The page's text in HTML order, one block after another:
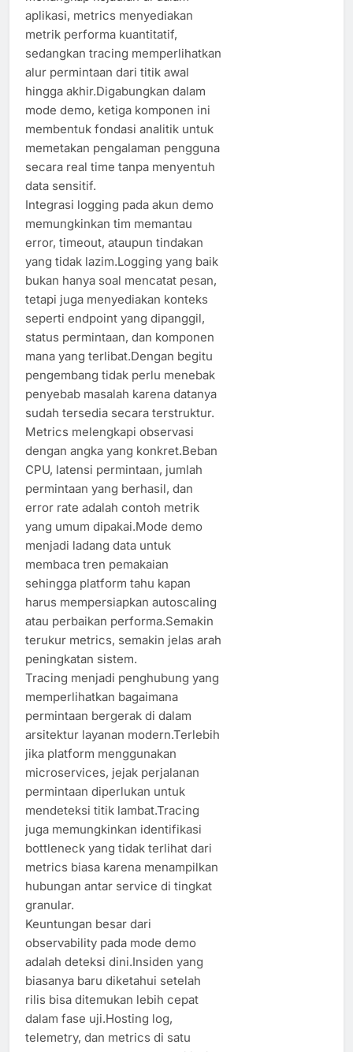
aplikasi, metrics menyediakan
metrik performa kuantitatif,
sedangkan tracing memperlihatkan
alur permintaan dari titik awal
hingga akhir.Digabungkan dalam
mode demo, ketiga komponen ini
membentuk fondasi analitik untuk
memetakan pengalaman pengguna
secara real time tanpa menyentuh
data sensitif.
Integrasi logging pada akun demo
memungkinkan tim memantau
error, timeout, ataupun tindakan
yang tidak lazim.Logging yang baik
bukan hanya soal mencatat pesan,
tetapi juga menyediakan konteks
seperti endpoint yang dipanggil,
status permintaan, dan komponen
mana yang terlibat.Dengan begitu
pengembang tidak perlu menebak
penyebab masalah karena datanya
sudah tersedia secara terstruktur.
Metrics melengkapi observasi
dengan angka yang konkret.Beban
CPU, latensi permintaan, jumlah
permintaan yang berhasil, dan
error rate adalah contoh metrik
yang umum dipakai.Mode demo
menjadi ladang data untuk
membaca tren pemakaian
sehingga platform tahu kapan
harus mempersiapkan autoscaling
atau perbaikan performa.Semakin
terukur metrics, semakin jelas arah
peningkatan sistem.
Tracing menjadi penghubung yang
memperlihatkan bagaimana
permintaan bergerak di dalam
arsitektur layanan modern.Terlebih
jika platform menggunakan
microservices, jejak perjalanan
permintaan diperlukan untuk
mendeteksi titik lambat.Tracing
juga memungkinkan identifikasi
bottleneck yang tidak terlihat dari
metrics biasa karena menampilkan
hubungan antar service di tingkat
granular.
Keuntungan besar dari
observability pada mode demo
adalah deteksi dini.Insiden yang
biasanya baru diketahui setelah
rilis bisa ditemukan lebih cepat
dalam fase uji.Hosting log,
telemetry, dan metrics di satu